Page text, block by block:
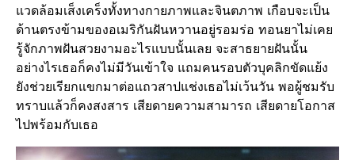
แวดล้อมเส็งเคร็งทั้งทางกายภาพและจินตภาพ เกือบจะเป็น
ด้านตรงข้ามของอเมริกันฝันหวานอยู่รอมร่อ ทอนยาไม่เคย
รู้จักภาพฝันสวยงามอะไรแบบนั้นเลย จะสาธยายฝันนั้น
อย่างไรเธอก็คงไม่มีวันเข้าใจ แถมคนรอบตัวบุคลิกขัดแย้ง
ยังช่วยเรียกแขกมาต่อแถวสาปแช่งเธอไม่เว้นวัน พอผู้ชมรับ
ทราบแล้วก็คงสงสาร เสียดายความสามารถ เสียดายโอกาส
ไปพร้อมกับเธอ